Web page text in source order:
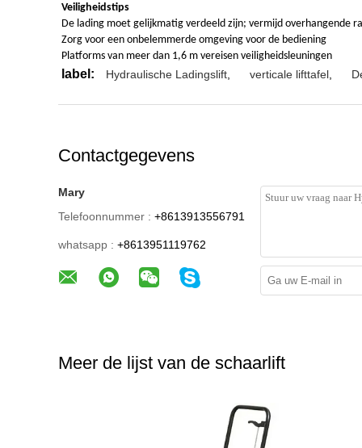
Veiligheidstips
De lading moet gelijkmatig verdeeld zijn; vermijd overhangende
Zorg voor een onbelemmerde omgeving voor de bediening
Platforms van meer dan 1,6 m vereisen veiligheidsleuningen
label: Hydraulische Ladingslift verticale lifttafel
Contactgegevens
Mary
Telefoonnummer : +8613913556791
whatsapp : +8613951119762
Meer de lijst van de schaarlift